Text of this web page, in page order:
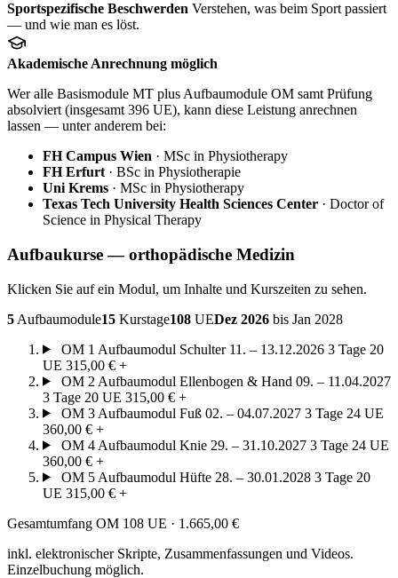
Sportspezifische Beschwerden Verstehen, was beim Sport passiert
— und wie man es löst.
Akademische Anrechnung möglich
Wer alle Basismodule MT plus Aufbaumodule OM samt Prüfung
absolviert (insgesamt 396 UE), kann diese Leistung anrechnen
lassen — unter anderem bei:
FH Campus Wien · MSc in Physiotherapy
FH Erfurt · BSc in Physiotherapie
Uni Krems · MSc in Physiotherapy
Texas Tech University Health Sciences Center · Doctor of
Science in Physical Therapy
Aufbaukurse — orthopädische Medizin
Klicken Sie auf ein Modul, um Inhalte und Kurszeiten zu sehen.
5 Aufbaumodule15 Kurstage108 UEDez 2026 bis Jan 2028
OM 1 Aufbaumodul Schulter 11. – 13.12.2026 3 Tage 20
UE 315,00 € +
OM 2 Aufbaumodul Ellenbogen & Hand 09. – 11.04.2027
3 Tage 20 UE 315,00 € +
OM 3 Aufbaumodul Fuß 02. – 04.07.2027 3 Tage 24 UE
360,00 € +
OM 4 Aufbaumodul Knie 29. – 31.10.2027 3 Tage 24 UE
360,00 € +
OM 5 Aufbaumodul Hüfte 28. – 30.01.2028 3 Tage 20
UE 315,00 € +
Gesamtumfang OM 108 UE · 1.665,00 €
inkl. elektronischer Skripte, Zusammenfassungen und Videos.
Einzelbuchung möglich.